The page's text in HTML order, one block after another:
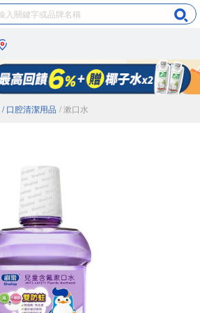
/ 口腔清潔用品 / 漱口水